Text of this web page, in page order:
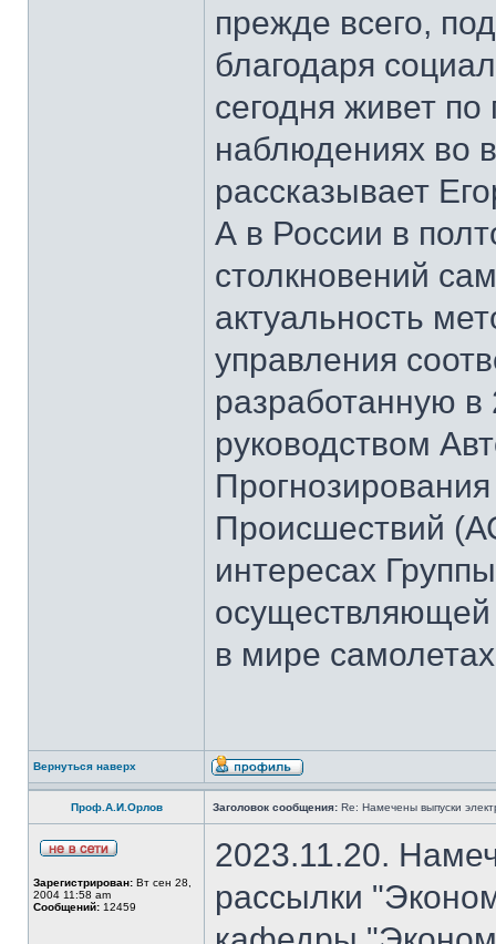
прежде всего,
благодаря
сегодня живет
наблюдениях во
рассказывает
А в России в
столкновений
актуальность
управления
разработанную
руководством
Происшествий
интересах
осуществляющей
в мире
Вернуться наверх
Проф.А.И.Орлов Заголовок сообщения: Re: Намечены выпуски
Зарегистрирован: Вт сен 28,
2004 11:58 am
Сообщений: 12459
2023.11.20.
рассылки